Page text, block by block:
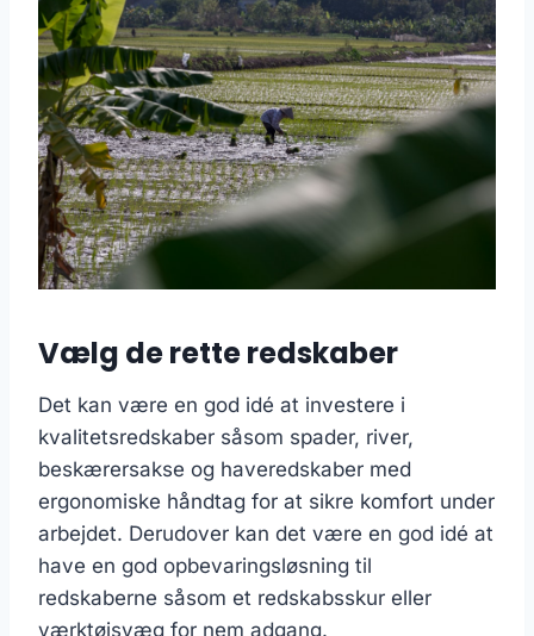
Vælg de rette redskaber
Det kan være en god idé at investere i
kvalitetsredskaber såsom spader, river,
beskærersakse og haveredskaber med
ergonomiske håndtag for at sikre komfort under
arbejdet. Derudover kan det være en god idé at
have en god opbevaringsløsning til
redskaberne såsom et redskabsskur eller
værktøjsvæg for nem adgang.